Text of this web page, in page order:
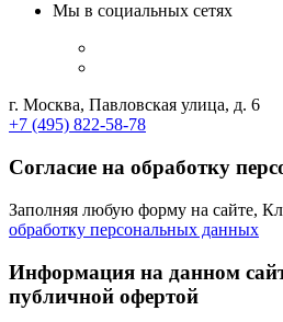
Мы в социальных сетях
г. Москва, Павловская улица, д. 6
+7 (495) 822-58-78
Согласие на обработку
Заполняя любую форму на сайте,
обработку персональных данных
Информация на данном
публичной офертой